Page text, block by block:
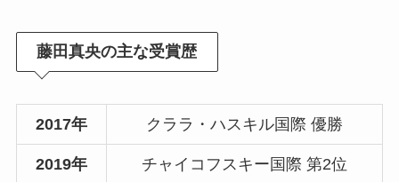
藤田真央の主な受賞歴
2017年 クララ・ハスキル国際 優勝
2019年 チャイコフスキー国際 第2位